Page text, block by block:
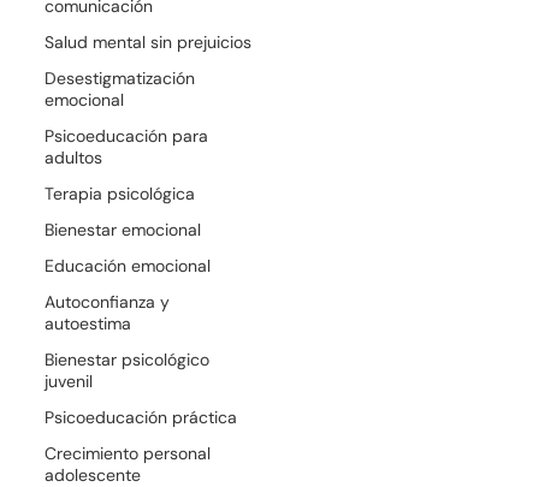
comunicación
Salud mental sin prejuicios
Desestigmatización
emocional
Psicoeducación para
adultos
Terapia psicológica
Bienestar emocional
Educación emocional
Autoconfianza y
autoestima
Bienestar psicológico
juvenil
Psicoeducación práctica
Crecimiento personal
adolescente